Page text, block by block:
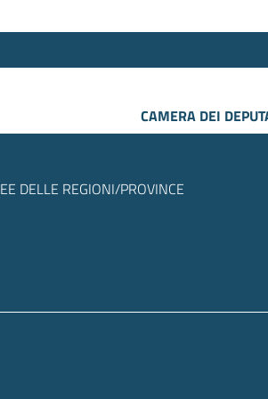
CAMERA DEI
DELLE REGIONI/PROVINCE